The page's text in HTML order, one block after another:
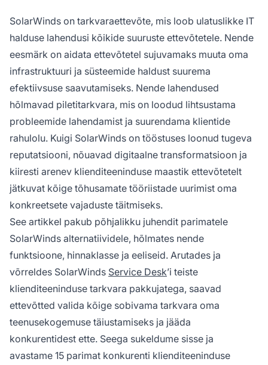
SolarWinds on tarkvaraettevõte, mis loob ulatuslikke IT
halduse lahendusi kõikide suuruste ettevõtetele. Nende
eesmärk on aidata ettevõtetel sujuvamaks muuta oma
infrastruktuuri ja süsteemide haldust suurema
efektiivsuse saavutamiseks. Nende lahendused
hõlmavad piletitarkvara, mis on loodud lihtsustama
probleemide lahendamist ja suurendama klientide
rahulolu. Kuigi SolarWinds on tööstuses loonud tugeva
reputatsiooni, nõuavad digitaalne transformatsioon ja
kiiresti arenev klienditeeninduse maastik ettevõtetelt
jätkuvat kõige tõhusamate tööriistade uurimist oma
konkreetsete vajaduste täitmiseks.
See artikkel pakub põhjalikku juhendit parimatele
SolarWinds alternatiividele, hõlmates nende
funktsioone, hinnaklasse ja eeliseid. Arutades ja
võrreldes SolarWinds Service Desk’i teiste
klienditeeninduse tarkvara pakkujatega, saavad
ettevõtted valida kõige sobivama tarkvara oma
teenusekogemuse täiustamiseks ja jääda
konkurentidest ette. Seega sukeldume sisse ja
avastame 15 parimat konkurenti klienditeeninduse